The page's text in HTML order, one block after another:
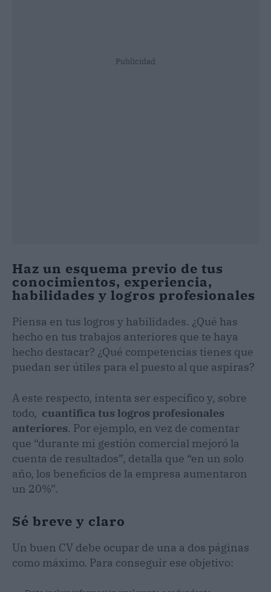
Publicidad
Haz un esquema previo de tus
conocimientos, experiencia,
habilidades y logros profesionales
Piensa en tus logros y habilidades. ¿Qué has
hecho en tus trabajos anteriores que te haya
hecho destacar? ¿Qué competencias tienes que
puedan ser útiles para el puesto al que aspiras?
A este respecto, intenta ser específico y, sobre
todo, cuantifica tus logros profesionales
anteriores. Por ejemplo, en vez de comentar
que “durante mi gestión comercial mejoró la
cuenta de resultados”, detalla que “en un solo
año, los beneficios de la empresa aumentaron
un 20%”.
Sé breve y claro
Un buen CV debe ocupar de una a dos páginas
como máximo. Para conseguir ese objetivo: